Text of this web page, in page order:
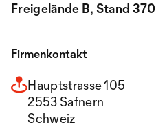
Freigelände B, Stand 370
Firmenkontakt
Hauptstrasse 105
2553 Safnern
Schweiz